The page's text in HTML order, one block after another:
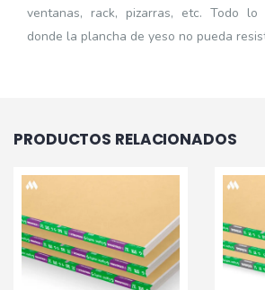
ventanas, rack, pizarras, etc. Todo
donde la plancha de yeso no pueda
PRODUCTOS RELACIONADOS